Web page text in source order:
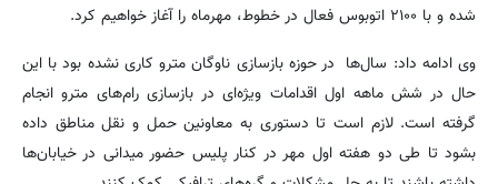
شده و با ۲۱۰۰ اتوبوس فعال در خطوط، مهرماه را آغاز خواهیم کرد.
وی ادامه داد: سال‌ها در حوزه بازسازی ناوگان مترو کاری نشده بود با این
حال در شش ماهه اول اقدامات ویژه‌ای در بازسازی رام‌های مترو انجام
گرفته است. لازم است تا دستوری به معاونین حمل و نقل مناطق داده
بشود تا طی دو هفته اول مهر در کنار پلیس حضور میدانی در خیابان‌ها